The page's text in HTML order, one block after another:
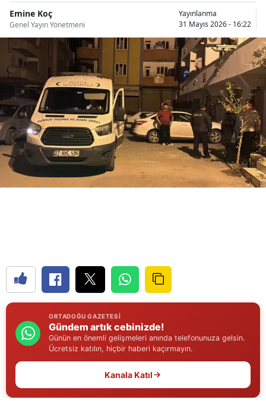
Bilecik
Bolu
Bursa
Çanakkale
Çankırı
Edirne
Erzincan
Erzurum
Eskişehir
Gaziantep
Emine Koç
Genel Yayın Yönetmeni
Yayınlanma
31 Mayıs 2026 - 16:22
ORTADOĞU GAZETESI
Gündem artık cebinizde!
Günün en önemli gelişmeleri anında telefonunuza gelsin.
Ücretsiz katılın, hiçbir haberi kaçırmayın.
Kanala Katıl